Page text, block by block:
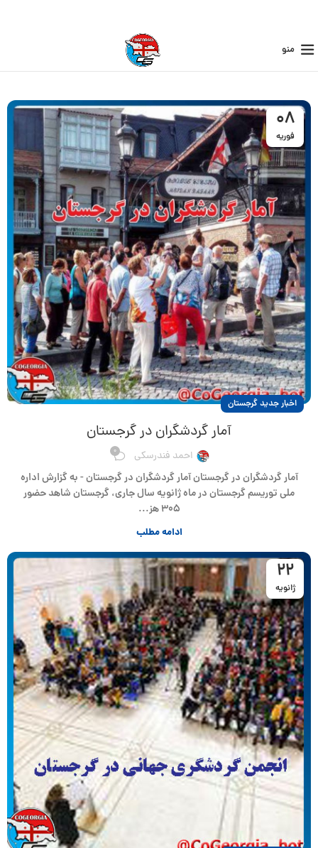
منو
08
فوریه
اخبار جدید گرجستان
آمار گردشگران در گرجستان
احمد فندرسکی 0
آمار گردشگران در گرجستان آمار گردشگران در گرجستان - به گزارش اداره
ملی توریسم گرجستان در ماه ژانویه سال جاری، گرجستان شاهد حضور
۳۰۵ هز...
ادامه مطلب
22
ژانویه